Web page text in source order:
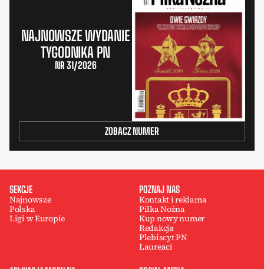
NAJNOWSZE WYDANIE
TYGODNIKA PN
NR 31/2026
ZOBACZ NUMER
SEKCJE
Najnowsze
Polska
Ligi w Europie
POZNAJ NAS
Kontakt i reklama
Piłka Nożna
Kup nowy numer
Redakcja
Plebiscyt PN
Laureaci